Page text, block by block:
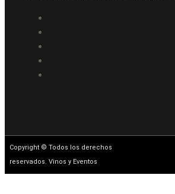
Copyright © Todos los derechos
reservados. Vinos y Eventos